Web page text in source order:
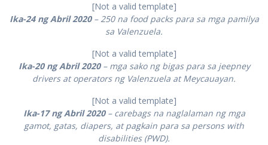
[Not a valid template]
Ika-24 ng Abril 2020– 250 na food packs para sa mga pamilya
sa Valenzuela.
[Not a valid template]
Ika-20 ng Abril 2020– mga sako ng bigas para sa jeepney
drivers at operators ng Valenzuela at Meycauayan.
[Not a valid template]
Ika-17 ng Abril 2020– carebags na naglalaman ng mga
gamot, gatas, diapers, at pagkain para sa persons with
disabilities (PWD).